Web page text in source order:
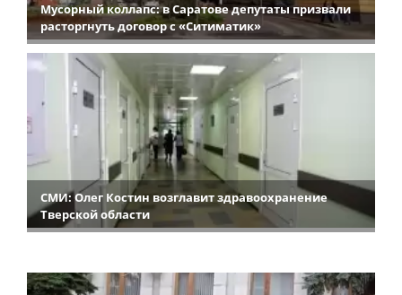
Мусорный коллапс: в Саратове депутаты призвали
расторгнуть договор с «Ситиматик»
СМИ: Олег Костин возглавит здравоохранение
Тверской области